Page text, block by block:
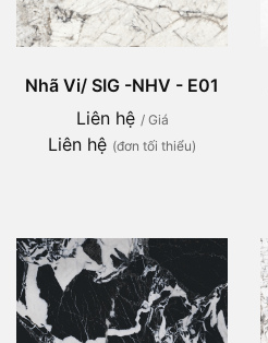
Nhã Vi/ SIG -NHV - E01
Liên hệ / Giá
Liên hệ (đơn tối thiểu)